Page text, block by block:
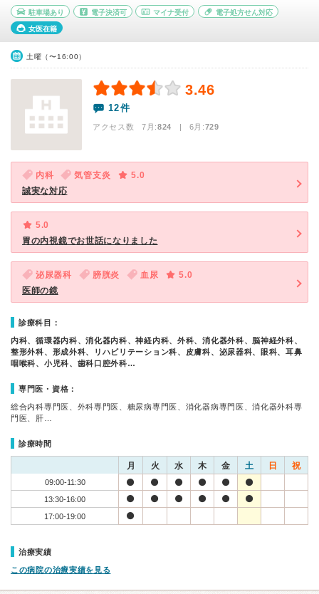
駐車場あり 電子決済可 マイナ受付 電子処方せん対応
女医在籍
土曜（〜16:00）
3.46
12件
アクセス数 7月:824 | 6月:729
内科 気管支炎
5.0
誠実な対応
5.0
胃の内視鏡でお世話になりました
泌尿器科 膀胱炎 血尿
5.0
医師の鏡
診療科目：
内科、循環器内科、消化器内科、神経内科、外科、消化器外科、脳神経外科、
整形外科、形成外科、リハビリテーション科、皮膚科、泌尿器科、眼科、耳鼻
咽喉科、小児科、歯科口腔外科…
専門医・資格：
総合内科専門医、外科専門医、糖尿病専門医、消化器病専門医、消化器外科専
門医、肝…
診療時間
月 火 水 木 金 土 日 祝
09:00-11:30
13:30-16:00
17:00-19:00
治療実績
この病院の治療実績を見る